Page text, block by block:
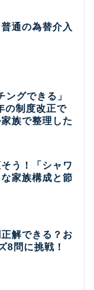
通の為替介入
ングできる」
の制度改正で
族で整理した
う！「シャワ
家族構成と節
解できる？お
8問に挑戦！